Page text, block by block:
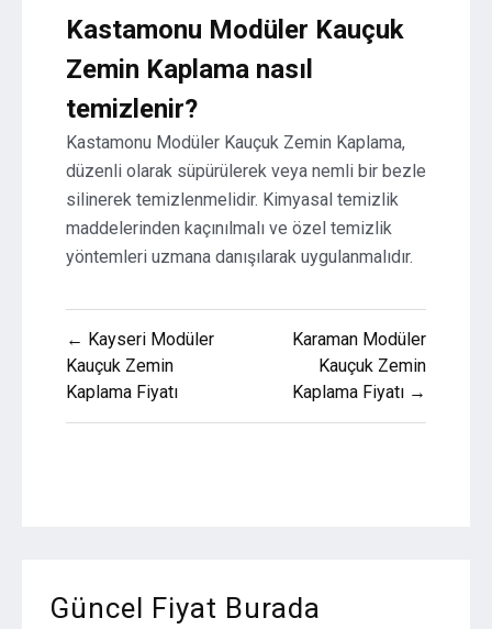
Kastamonu Modüler Kauçuk
Zemin Kaplama nasıl
temizlenir?
Kastamonu Modüler Kauçuk Zemin Kaplama,
düzenli olarak süpürülerek veya nemli bir bezle
silinerek temizlenmelidir. Kimyasal temizlik
maddelerinden kaçınılmalı ve özel temizlik
yöntemleri uzmana danışılarak uygulanmalıdır.
Yazı
gezinmesi
← Kayseri Modüler
Kauçuk Zemin
Kaplama Fiyatı
Karaman Modüler
Kauçuk Zemin
Kaplama Fiyatı →
Güncel Fiyat Burada